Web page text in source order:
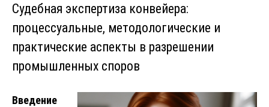
Судебная экспертиза конвейера:
процессуальные, методологические и
практические аспекты в разрешении
промышленных споров
Введение